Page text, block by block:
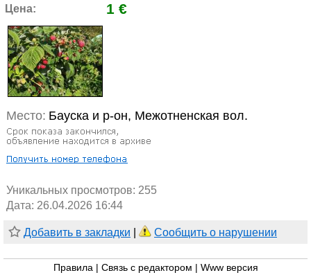
Цена: 1 €
Место: Бауска и р-он, Межотненская вол.
Уникальных просмотров: 255
Дата: 26.04.2026 16:44
Добавить в закладки Сообщить о нарушении
Правила Связь с редактором Www версия